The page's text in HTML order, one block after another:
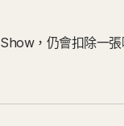
，仍會扣除一張